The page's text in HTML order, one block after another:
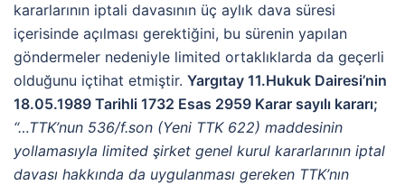
kararlarının iptali davasının üç aylık dava süresi
içerisinde açılması gerektiğini, bu sürenin yapılan
göndermeler nedeniyle limited ortaklıklarda da geçerli
olduğunu içtihat etmiştir. Yargıtay 11.Hukuk Dairesi’nin
18.05.1989 Tarihli 1732 Esas 2959 Karar sayılı kararı;
“…TTK’nun 536/f.son (Yeni TTK 622) maddesinin
yollamasıyla limited şirket genel kurul kararlarının iptal
davası hakkında da uygulanması gereken TTK’nın